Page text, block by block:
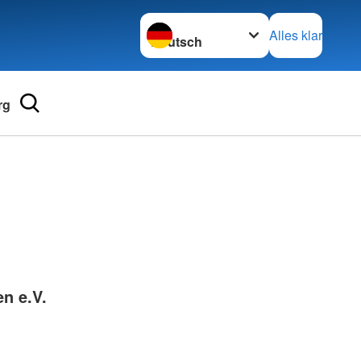
Sprache wechseln zu
Alles klar
und Lob
e.V.